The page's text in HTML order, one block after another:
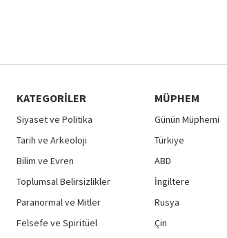
KATEGORILER
Siyaset ve Politika
Tarih ve Arkeoloji
Bilim ve Evren
Toplumsal Belirsizlikler
Paranormal ve Mitler
Felsefe ve Spiritüel
MÜPHEM
Günün Müphemi
Türkiye
ABD
İngiltere
Rusya
Çin